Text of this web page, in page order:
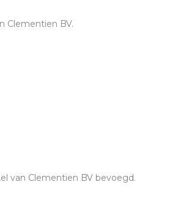
Clementien BV.
van Clementien BV bevoegd.